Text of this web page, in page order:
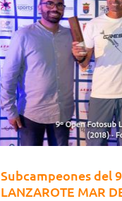
Subcampeones del
LANZAROTE MAR